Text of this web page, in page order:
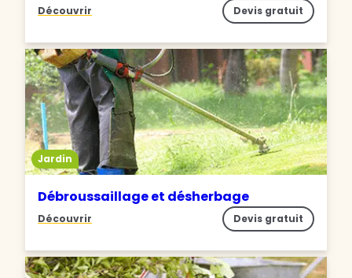
Découvrir Devis gratuit
Jardin
Débroussaillage et désherbage
Découvrir Devis gratuit